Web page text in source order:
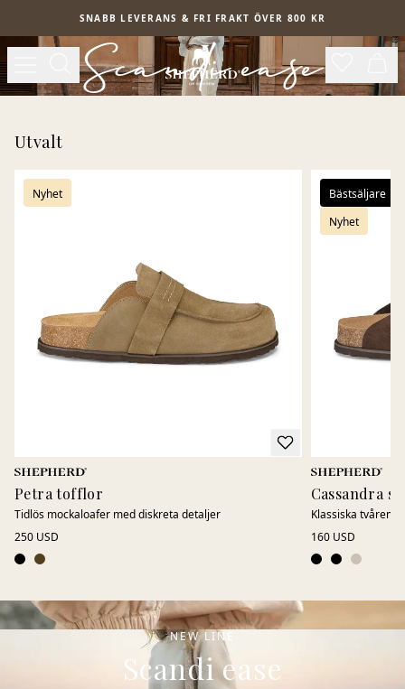
Hoppa till huvudinnehåll
SNABB LEVERANS & FRI FRAKT ÖVER 800 KR
Scandi ease
Utvalt
Nyhet
Petra tofflor
Tidlös mockaloafer med diskreta detaljer
250 USD
Bästsäljare
Nyhet
Cassandra
Klassiska
160 USD
NEW LINE
Scandi ease